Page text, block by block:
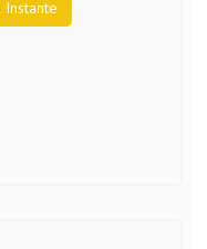
Instante